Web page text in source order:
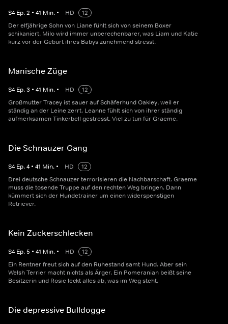
S4 Ep.2 • 41 Min. • HD
12
Der elfjährige Sohn von Liane fühlt sich von seinem Boxer
schikaniert. Milo wird immer unberechenbarer, was Liam und Katie
kurz vor der Geburt ihres Babys zunehmend stresst.
Manische Züge
S4 Ep.3 • 41 Min. • HD
12
Großmutter Tracey ist sauer auf Schäferhund Oakley, weil er
ständig an der Leine zerrt. Leanne fühlt sich von ihrer ständig
aufmerksamen Tinkerbell gestresst. Viel zu tun für Graeme.
Die Schnauzer-Gang
S4 Ep.4 • 41 Min. • HD
12
Drei deutsche Schnauzer terrorisieren die Nachbarschaft. Graeme
muss die tosende Truppe auf den rechten Weg bringen. Dann
kümmert sich der Hundetrainer um einen widerspenstigen
Retriever.
Kein Zuckerschlecken
S4 Ep.5 • 41 Min. • HD
12
Ein Rentner freut sich auf den Ruhestand samt Hund. Aber sein
Welsh Terrier macht nichts als Ärger. Ein Pomeranian beißt seine
Besitzerin und Rosie leckt alles ab, was im Weg steht.
Die depressive Bulldogge